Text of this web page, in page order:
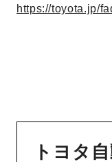
https://toyota.jp/
トヨタ